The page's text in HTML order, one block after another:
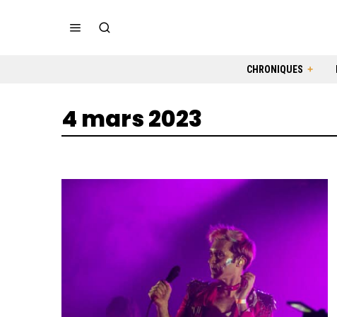
CHRONIQUES
4 mars 2023